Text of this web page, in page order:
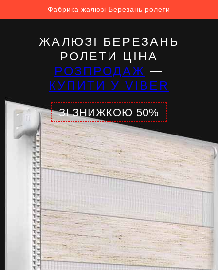
Фабрика жалюзі Березань ролети
ЖАЛЮЗІ БЕРЕЗАНЬ
РОЛЕТИ ЦІНА
РОЗПРОДАЖ —
КУПИТИ У VIBER
ЗІ ЗНИЖКОЮ 50%